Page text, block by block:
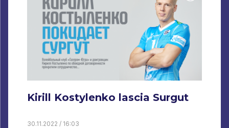
Kirill Kostylenko lascia Surgut
30.11.2022 / 16:03